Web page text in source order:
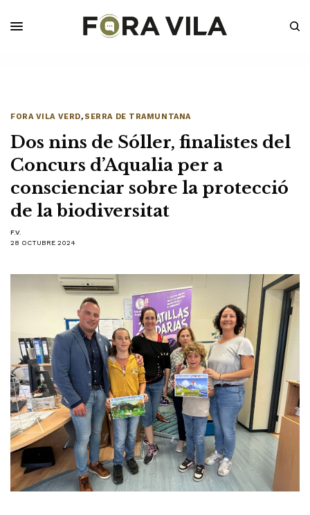
FORA VILA VERD,SERRA DE TRAMUNTANA
Dos nins de Sóller, finalistes del
Concurs d’Aqualia per a
conscienciar sobre la protecció
de la biodiversitat
F.V.
28 OCTUBRE 2024